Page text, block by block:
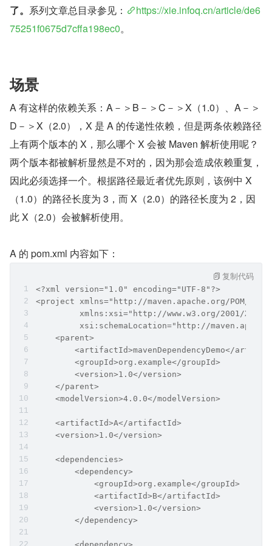
了。 系列文章总目录参见：
https://xie.infoq.cn/article/de6
75251f0675d7cffa198ec0。
场景
A 有这样的依赖关系：A－＞B－＞C－＞X（1.0）、A－＞
D－＞X（2.0），X 是 A 的传递性依赖，但是两条依赖路径
上有两个版本的 X，那么哪个 X 会被 Maven 解析使用呢？
两个版本都被解析显然是不对的，因为那会造成依赖重复，
因此必须选择一个。根据路径最近者优先原则，该例中 X
（1.0）的路径长度为 3，而 X（2.0）的路径长度为 2，因
此 X（2.0）会被解析使用。
A 的 pom.xml 内容如下：
<?xml version="1.0" encoding="UTF-8"?>
<project xmlns="http://maven.apache.org/POM/
xmlns:xsi="http://www.w3.org/2001/
xsi:schemaLocation="http://
    <parent>
<artifactId>mavenDependencyDemo</
        <groupId>org.example</groupId>
        <version>1.0</version>
    </parent>
    <modelVersion>4.0.0</modelVersion>
    <artifactId>A</artifactId>
    <version>1.0</version>
    <dependencies>
        <dependency>
            <groupId>org.example</groupId>
            <artifactId>B</artifactId>
            <version>1.0</version>
        </dependency>
复制代码